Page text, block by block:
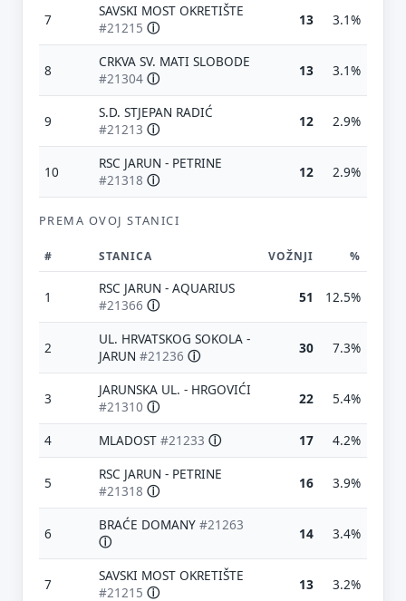
7
SAVSKI MOST OKRETIŠTE
#21215 ⓘ 13 3.1%
8
CRKVA SV. MATI SLOBODE
#21304 ⓘ 13 3.1%
9
S.D. STJEPAN RADIĆ
#21213 ⓘ 12 2.9%
10
RSC JARUN - PETRINE
#21318 ⓘ 12 2.9%
PREMA OVOJ STANICI
# STANICA VOŽNJI %
1
RSC JARUN - AQUARIUS
#21366 ⓘ 51 12.5%
2
UL. HRVATSKOG SOKOLA -
JARUN #21236 ⓘ 30 7.3%
3
JARUNSKA UL. - HRGOVIĆI
#21310 ⓘ 22 5.4%
4 MLADOST #21233 ⓘ 17 4.2%
5
RSC JARUN - PETRINE
#21318 ⓘ 16 3.9%
6
BRAĆE DOMANY #21263
ⓘ
14 3.4%
7
SAVSKI MOST OKRETIŠTE
#21215 ⓘ 13 3.2%